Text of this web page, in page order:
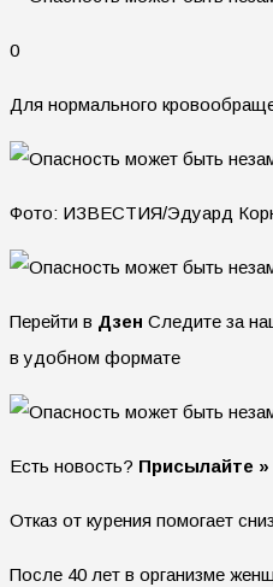
0
Для нормального
Фото: ИЗВЕСТИЯ/Эдуард
Перейти в Дзен Следите за
в удобном формате
Есть новость? Присылайте »
Отказ от курения помогает
После 40 лет в организме